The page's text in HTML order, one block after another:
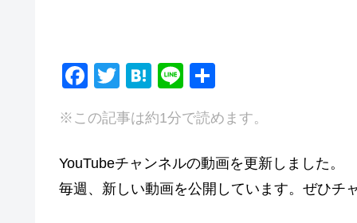
F
c
e
b
o
T
tt
er
H
e
n
a
Li
e
※この記事は約1分で読めます。
YouTubeチャンネルの動画を更新しました。
毎週、新しい動画を公開しています。ぜひチ